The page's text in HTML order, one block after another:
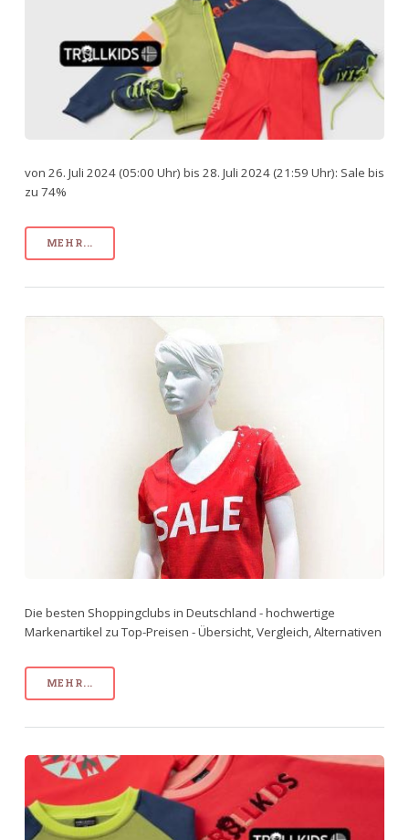
von 26. Juli 2024 (05:00 Uhr) bis 28. Juli 2024 (21:59 Uhr): Sale bis
zu 74%
MEHR...
Die besten Shoppingclubs in Deutschland - hochwertige
Markenartikel zu Top-Preisen - Übersicht, Vergleich, Alternativen
MEHR...